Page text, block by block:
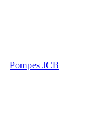
Pompes JCB